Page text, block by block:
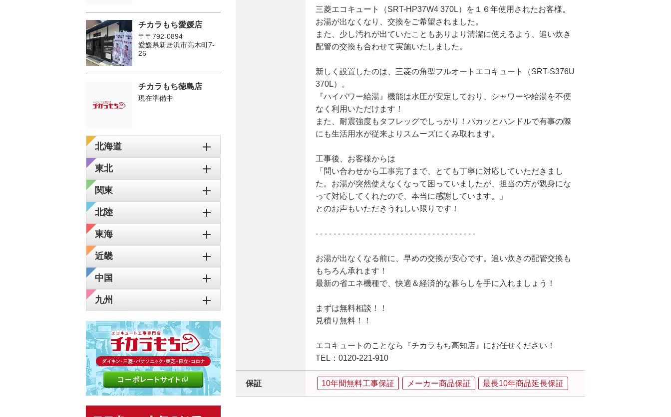
三菱エコキュート（SRT-HP37W4 370L）を１６年使用されたお客様。
お湯が出なくなり、交換をご希望されました。
また、少し汚れが出ていたこともありより清潔に使えるよう、追い炊き
配管の交換も合わせて実施いたしました。
新しく設置したのは、三菱の角型フルオートエコキュート（SRT-S376U
370L）。
『ハイパワー給湯』機能は水圧が安定しており、シャワーや給湯を不便
なく利用いただけます！
また、耐震強度もタフレッグでしっかり！パカッとハンドルで有事の際
にも生活用水が従来よりスムーズにくみ取れます。
工事後、お客様からは
「問い合わせから工事完了まで、とても丁寧に対応していただきまし
た。お湯が突然使えなくなって困っていましたが、担当の方が親身にな
って対応してくれたので、本当に感謝しています。」
とのお声もいただきうれしい限りです！
- - - - - - - - - - - - - - - - - - - - - - - - - - - - - - - - - - - -
お湯が出なくなる前に、早めの交換が安心です。追い炊きの配管交換も
もちろん承れます！
最新の省エネ機種で、快適＆経済的な暮らしを手に入れましょう！
まずは無料相談！！
見積り無料！！
エコキュートのことなら『チカラもち高知店』にお任せください！
TEL：0120-221-910
保証 10年間無料工事保証 メーカー商品保証 最長10年商品延長保証
チカラもち愛媛店
〒〒792-0894
愛媛県新居浜市高木町7-
26
チカラもち徳島店
現在準備中
北海道
東北
関東
北陸
東海
近畿
中国
九州